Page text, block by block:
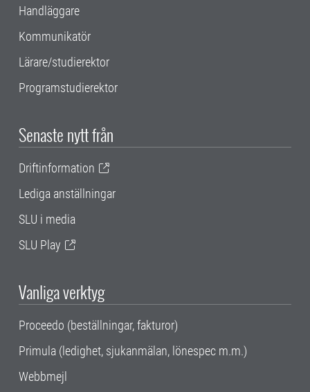
Handläggare
Kommunikatör
Lärare/studierektor
Programstudierektor
Senaste nytt från
Driftinformation
Lediga anställningar
SLU i media
SLU Play
Vanliga verktyg
Proceedo (beställningar, fakturor)
Primula (ledighet, sjukanmälan, lönespec m.m.)
Webbmejl